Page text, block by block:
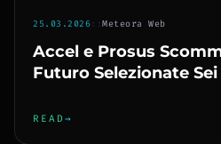
25.03.2026::Meteora Web
Accel e Prosus
Futuro Selezionate
READ →